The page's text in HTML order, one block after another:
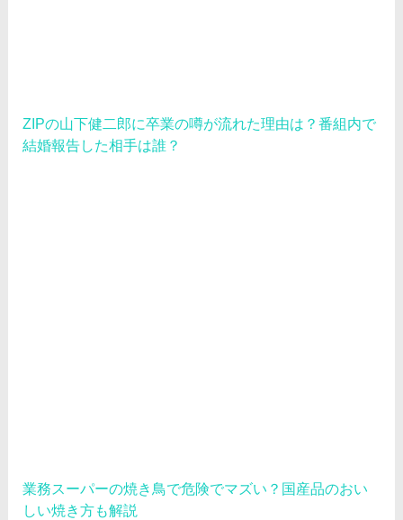
ZIPの山下健二郎に卒業の噂が流れた理由は？番組内で
結婚報告した相手は誰？
業務スーパーの焼き鳥で危険でマズい？国産品のおい
しい焼き方も解説